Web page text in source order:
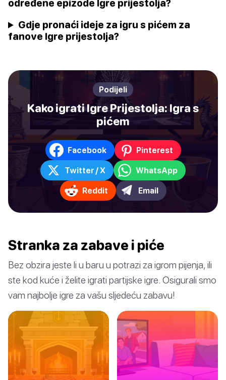
određene epizode Igre prijestolja?
Gdje pronaći ideje za igru s pićem za
fanove Igre prijestolja?
Podijeli
Kako igrati Igre Prijestolja: Igra s
pićem
Facebook Pinterest
Twitter / X WhatsApp
Reddit Email
Stranka za zabave i piće
Bez obzira jeste li u baru u potrazi za igrom pijenja, ili
ste kod kuće i želite igrati partijske igre. Osigurali smo
vam najbolje igre za vašu sljedeću zabavu!